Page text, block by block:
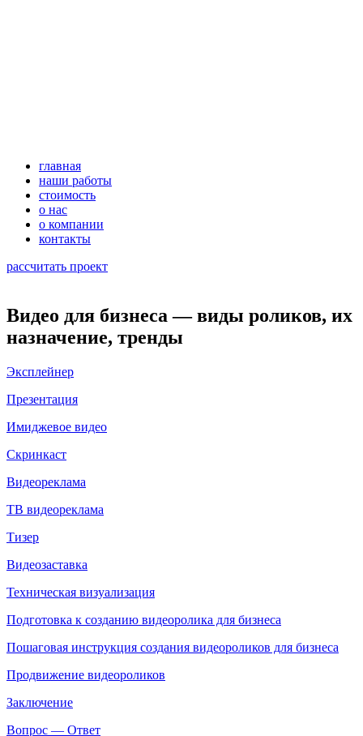
главная
наши работы
стоимость
о нас
о компании
контакты
рассчитать проект
Видео для бизнеса — виды роликов, их
назначение, тренды
Эксплейнер
Презентация
Имиджевое видео
Скринкаст
Видеореклама
ТВ видеореклама
Тизер
Видеозаставка
Техническая визуализация
Подготовка к созданию видеоролика для бизнеса
Пошаговая инструкция создания видеороликов для бизнеса
Продвижение видеороликов
Заключение
Вопрос — Ответ